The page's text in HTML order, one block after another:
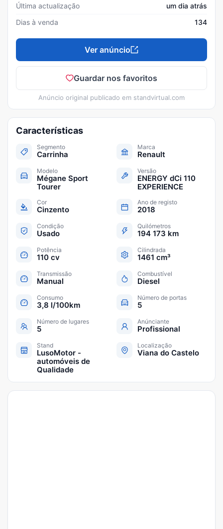
Última actualização
um dia atrás
Dias à venda
134
Ver anúncio
Guardar nos favoritos
Anúncio original publicado em standvirtual.com
Características
Segmento
Carrinha
Marca
Renault
Modelo
Mégane Sport
Tourer
Versão
ENERGY dCi 110
EXPERIENCE
Cor
Cinzento
Ano de registo
2018
Condição
Usado
Quilómetros
194 173 km
Potência
110 cv
Cilindrada
1461 cm³
Transmissão
Manual
Combustível
Diesel
Consumo
3,8 l/100km
Número de portas
5
Número de lugares
5
Anúnciante
Profissional
Stand
LusoMotor -
automóveis de
Qualidade
Localização
Viana do Castelo